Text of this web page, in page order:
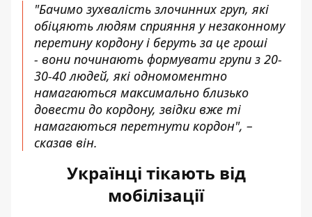
"Бачимо зухвалість злочинних груп, які
обіцяють людям сприяння у незаконному
перетину кордону і беруть за це гроші
- вони починають формувати групи з 20-
30-40 людей, які одномоментно
намагаються максимально близько
довести до кордону, звідки вже ті
намагаються перетнути кордон", –
сказав він.
Українці тікають від
мобілізації